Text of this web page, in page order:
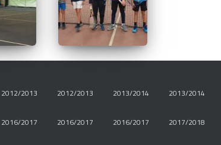
2012/2013 2012/2013 2013/2014 2013/2014
2016/2017 2016/2017 2016/2017 2017/2018